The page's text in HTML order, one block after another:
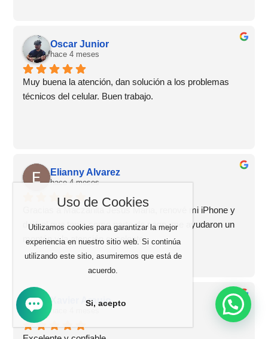
Oscar Junior
hace 4 meses
Muy buena la atención, dan solución a los problemas
técnicos del celular. Buen trabajo.
Elianny Alvarez
hace 4 meses
Gracias a Maczanita Jesús Maria, renové mi iPhone y
dejé el que tenía como parte de pago, me ayudaron un
montón y la atención excelente
Xavier Araujo
hace 4 meses
Uso de Cookies
Utilizamos cookies para garantizar la mejor
experiencia en nuestro sitio web. Si continúa
utilizando este sitio, asumiremos que está de
acuerdo.
Si, acepto